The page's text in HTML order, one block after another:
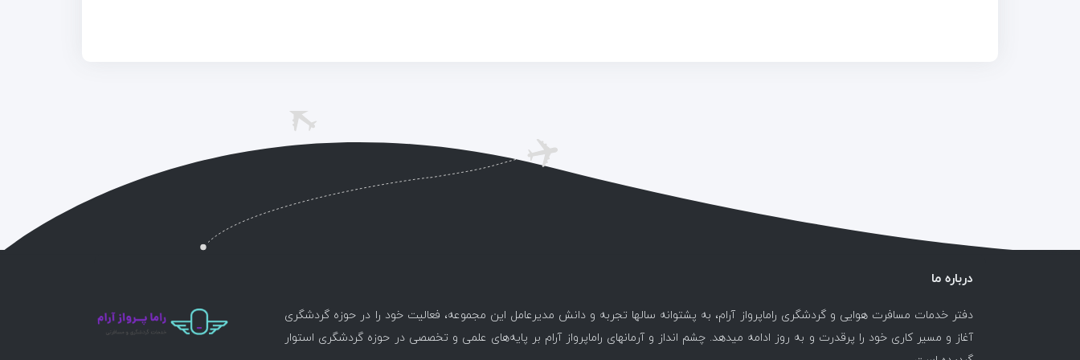
درباره ما
دفتر خدمات مسافرت هوایی و گردشگری راماپرواز آرام، به پشتوانه سالها تجربه و دانش مدیرعامل این مجموعه، فعالیت خود را در حوزه گردشگری
آغاز و مسیر کاری خود را پرقدرت و به روز ادامه میدهد. چشم انداز و آرمانهای راماپرواز آرام بر پایه‌های علمی و تخصصی در حوزه گردشگری استوار